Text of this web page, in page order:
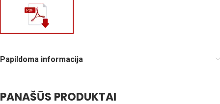
Papildoma informacija
PANAŠŪS PRODUKTAI